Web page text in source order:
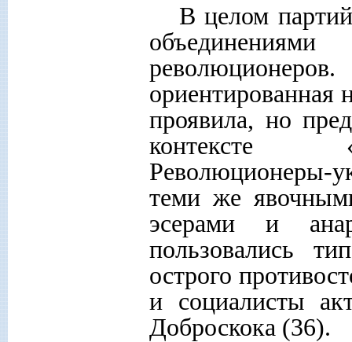
В целом
ориентированная
проявила, но
контексте
Революционеры-
теми же
эсерами и
пользовались
острого
и социалисты
Доброскока (36).